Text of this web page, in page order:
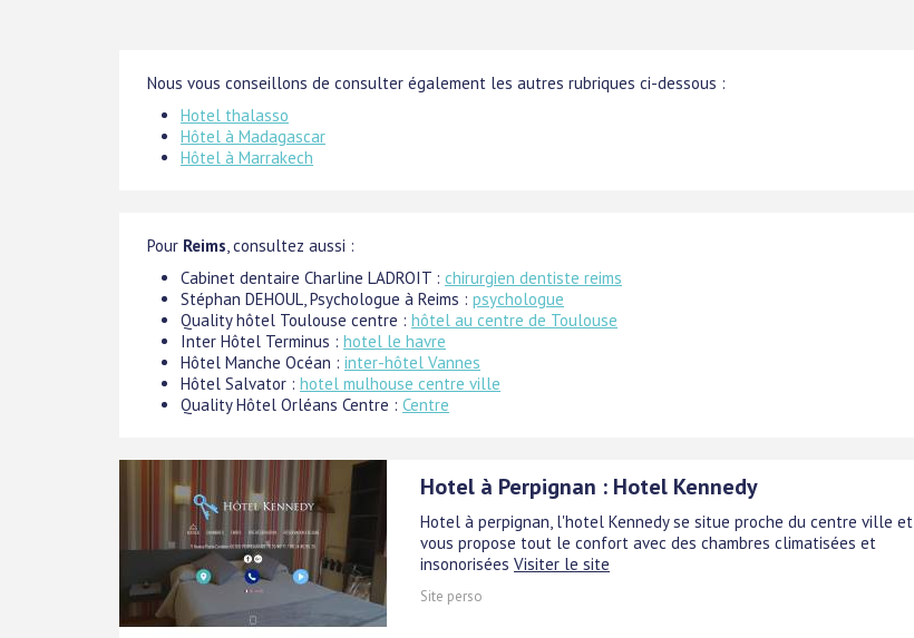
Nous vous conseillons de consulter également les autres rubriques ci-dessous :
Hotel thalasso
Hôtel à Madagascar
Hôtel à Marrakech
Pour Reims , consultez aussi :
Cabinet dentaire Charline LADROIT : chirurgien dentiste reims
Stéphan DEHOUL, Psychologue à Reims : psychologue
Quality hôtel Toulouse centre : hôtel au centre de Toulouse
Inter Hôtel Terminus : hotel le havre
Hôtel Manche Océan : inter-hôtel Vannes
Hôtel Salvator : hotel mulhouse centre ville
Quality Hôtel Orléans Centre : Centre
Hotel à Perpignan : Hotel Kennedy
Hotel à perpignan, l'hotel Kennedy se situe proche du centre ville et
vous propose tout le confort avec des chambres climatisées et
insonorisées Visiter le site
Site perso